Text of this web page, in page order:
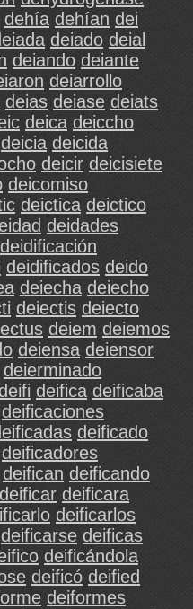
dehía dehían dei
deiado deial
deiando deiante
deiarrollo
deias deiase deiats
deica deiccho
deicia deicida
deicir deicisiete
deicomiso
deictica deictico
deidades
deidificación
deidificados deido
deiecha deiecho
deiectis deiecto
deiem deiemos
deiensa deiensor
deierminado
deifica deificaba
deificaciones
deificado
deificadores
deifican deificando
deificar deificara
deificarlos
deificarse deificas
deificándola
deificó deified
deiformes